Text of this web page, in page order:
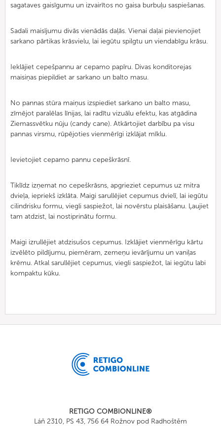
sagataves gaisīgumu un izvairītos no gaisa burbuļu saspiešanas.
Sadali maisījumu divās vienādās daļās. Vienai daļai pievienojiet
sarkano pārtikas krāsvielu, lai iegūtu spilgtu un viendabīgu krāsu.
Ieklājiet cepešpannu ar cepamo papīru. Divas konditorejas
maisiņas piepildiet ar sarkano un balto masu.
No pannas stūra maiņus izspiediet sarkano un balto masu,
zīmējot paralēlas līnijas, lai radītu vizuālu efektu, kas atgādina
Ziemassvētku nūju (candy cane). Atkārtojiet darbību pa visu
pannas virsmu, rūpējoties vienmērīgi izklājat mīklu.
Ievietojiet cepamo pannu cepeškrāsnī.
Tiklīdz izņemat no cepeškrāsns, apgrieziet cepumus uz mitra
dvieļa, iepriekš izklāta. Maigi sarullējiet cepumus dvielī, lai iegūtu
cilindrisku formu, viegli saspiežot, lai novērstu plaisāšanu. Ļaujiet
tam atdzist, lai nostiprinātu formu.
Maigi izrullējiet atdzisušos cepumus. Izklājiet vienmērīgu kārtu
izvēlēto pildījumu, piemēram, zemeņu ievārījumu un vaniļas
krēmu. Atkal sarullējiet cepumus, viegli saspiežot, lai iegūtu labi
kompaktu kūku.
RETIGO COMBIONLINE®
Láň 2310, PS 43, 756 64 Rožnov pod Radhoštěm